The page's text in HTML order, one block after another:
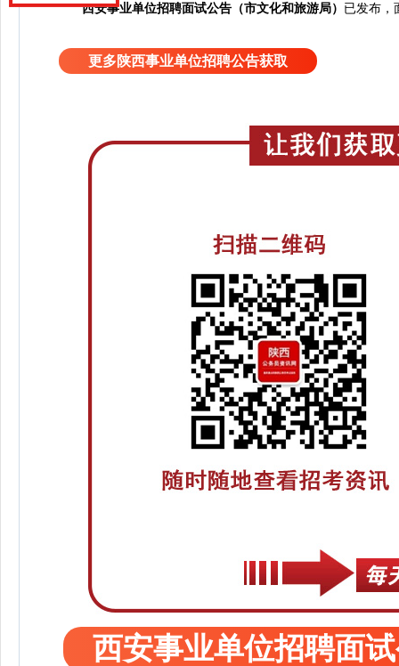
西安事业单位招聘面试公告（市文化和旅游局） 已发布，
更多陕西事业单位招聘公告获取
西安事业单位招聘面